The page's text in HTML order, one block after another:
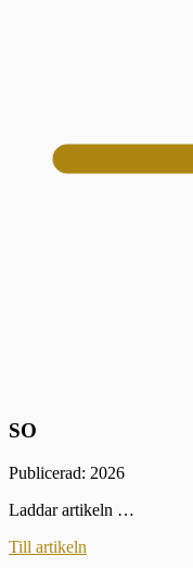
SO
Publicerad: 2026
Laddar artikeln …
Till artikeln